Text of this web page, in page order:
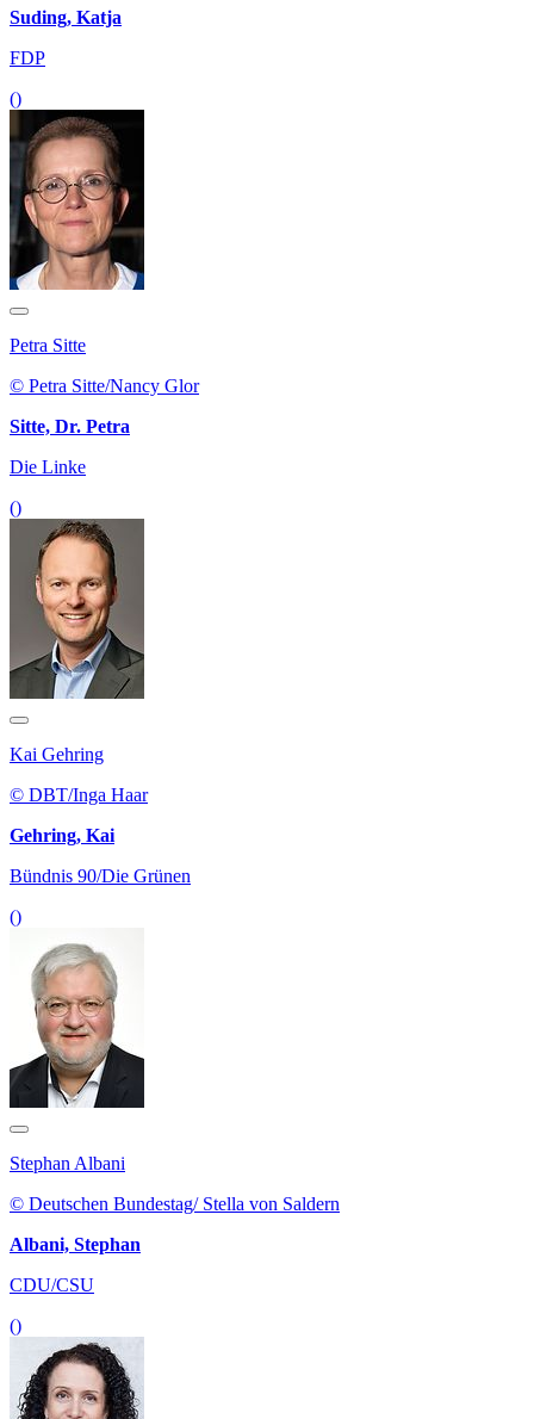
Suding, Katja
FDP
()
Petra Sitte
© Petra Sitte/Nancy Glor
Sitte, Dr. Petra
Die Linke
()
Kai Gehring
© DBT/Inga Haar
Gehring, Kai
Bündnis 90/Die Grünen
()
Stephan Albani
© Deutschen Bundestag/ Stella von Saldern
Albani, Stephan
CDU/CSU
()